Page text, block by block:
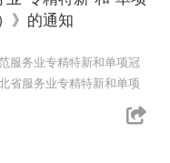
》的通知
服务业专精特新和单项冠
省服务业专精特新和单项